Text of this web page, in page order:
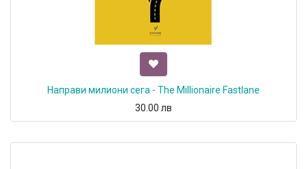
Направи милиони сега - The Millionaire Fastlane
30.00 лв